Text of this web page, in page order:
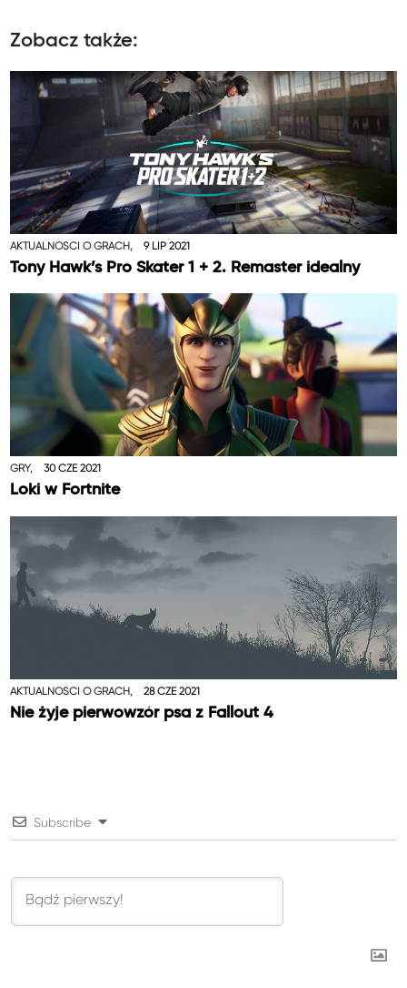
Zobacz także:
AKTUALNOŚCI O GRACH, 9 LIP 2021
Tony Hawk’s Pro Skater 1 + 2. Remaster idealny
GRY, 30 CZE 2021
Loki w Fortnite
AKTUALNOŚCI O GRACH, 28 CZE 2021
Nie żyje pierwowzór psa z Fallout 4
Subscribe